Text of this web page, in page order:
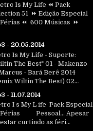
Is My Life ⏪ Pack
51 ⏩ Edição Especial
⏪ 600 Músicas ⏩
- 20.05.2014
Is My Life - Suporte:
The Best" 01 - Makenzo
- Bará Berê 2014
Wiltin The Best) 02...
- 11.07.2014
I s My L ife Pack Especial
Férias Pessoal... Apesar
curtindo as féri...